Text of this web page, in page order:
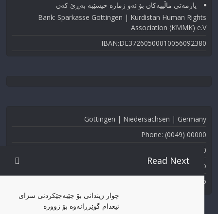
یارمەتی ماڵییەکان بۆ ئەو ژماره حیسێبە بەڕێ کەن
Bank: Sparkasse Göttingen | Kurdistan Human Rights
Association (KMMK) e.V
IBAN:DE37260500010056092380
Göttingen | Niedersachsen | Germany
Phone: (0049) 00000
Fax: (0049) 000-000
Email: info@kmmk.info
Website: www.kmmk.info
Read Next
چوار زیندانی بۆ جێبەجێکردنی سزای
ئیعدام گوێزرانه‌وه‌ بۆ ژوورە